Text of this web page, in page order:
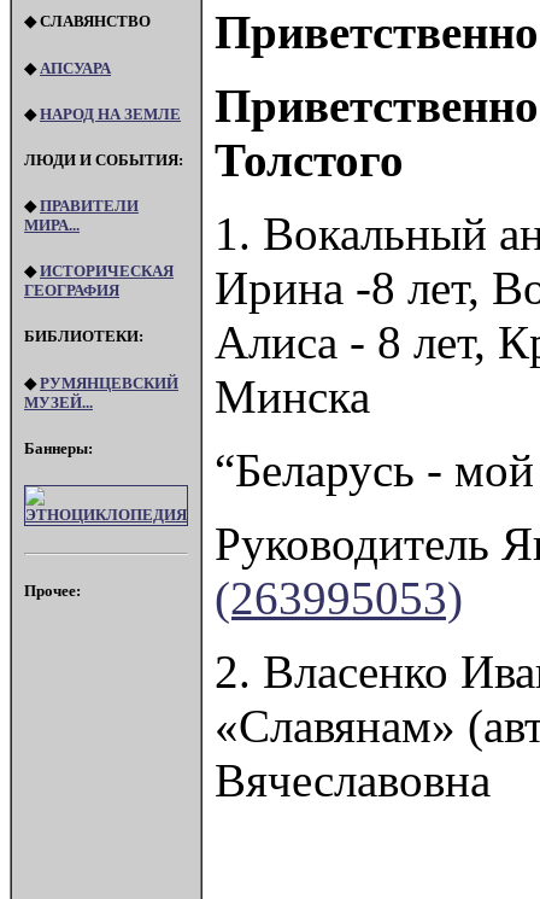
◆ СЛАВЯНСТВО
◆ АПСУАРА
◆НАРОД НА ЗЕМЛЕ
ЛЮДИ И СОБЫТИЯ:
◆ПРАВИТЕЛИ
МИРА...
◆ИСТОРИЧЕСКАЯ
ГЕОГРАФИЯ
БИБЛИОТЕКИ:
◆РУМЯНЦЕВСКИЙ
МУЗЕЙ...
Баннеры:
Прочее:
Толстого
1. Вокальный
Ирина -8 лет,
Алиса - 8 лет,
Минска
“Беларусь -
Руководитель
(263995053)
2. Власенко
«Славянам»
Вячеславовна